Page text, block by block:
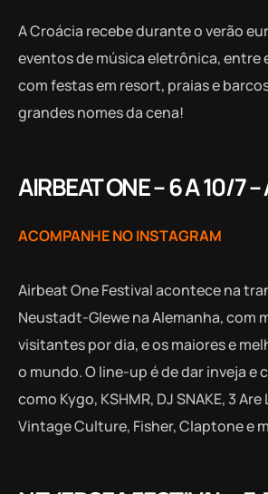
A Croácia recebe durante o verão
eventos de música eletrônica, entre
com festas em resort, praias e
grandes nomes da cena!
AIRBEAT ONE – 6 A 10/7
ACOMPANHE NO INSTAGRAM
Airbeat One Festival acontece na
Neustadt-Glewe na Alemanha, com
visitantes por dia, e os maiores e
o mundo. O line-up é de dar inveja e
como Kygo, KSHMR, DJ SNAKE, 3
Vintage Culture, Fisher, Claptone e